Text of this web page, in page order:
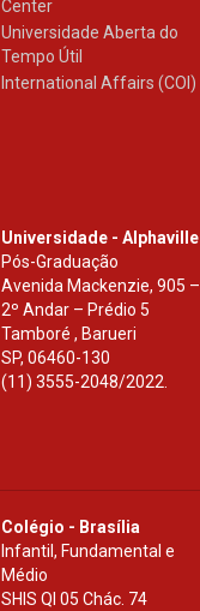
Center
Universidade Aberta do
Tempo Útil
International Affairs (COI)
Universidade - Alphaville
Pós-Graduação
Avenida Mackenzie, 905 –
2º Andar – Prédio 5
Tamboré , Barueri
SP, 06460-130
(11) 3555-2048/2022.
Colégio - Brasília
Infantil, Fundamental e
Médio
SHIS Ql 05 Chác. 74